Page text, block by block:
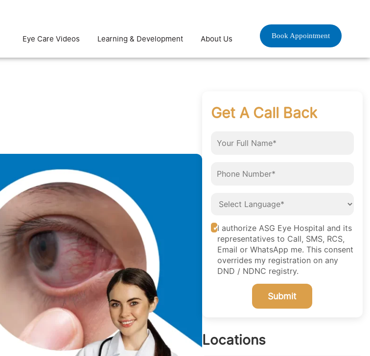
Eye Care Videos Learning & Development About Us Book Appointment
Get A Call Back
I authorize ASG Eye Hospital and its
representatives to Call, SMS, RCS,
Email or WhatsApp me. This consent
overrides my registration on any
DND / NDNC registry.
Submit
Locations